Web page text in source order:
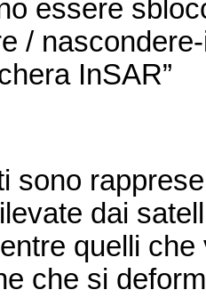
essere
/
InSAR”
sono
dai
quelli
che si